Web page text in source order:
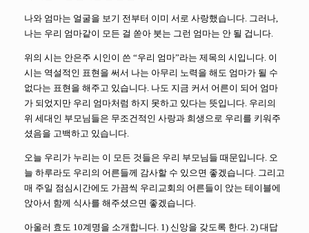
나와 엄마는 얼굴을 보기 전부터 이미 서로 사랑했습니다. 그러나,
나는 우리 엄마같이 모든 걸 쏟아 붓는 그런 엄마는 안 될 겁니다.
위의 시는 안은주 시인이 쓴 “우리 엄마”라는 제목의 시입니다. 이
시는 역설적인 표현을 써서 나는 아무리 노력을 해도 엄마가 될 수
없다는 표현을 해주고 있습니다. 나도 지금 커서 어른이 되어 엄마
가 되었지만 우리 엄마처럼 하지 못하고 있다는 뜻입니다. 우리의
위 세대인 부모님들은 무조건적인 사랑과 희생으로 우리를 키워주
셨음을 고백하고 있습니다.
오늘 우리가 누리는 이 모든 것들은 우리 부모님들 때문입니다. 오
늘 하루라도 우리의 어른들께 감사할 수 있으면 좋겠습니다. 그리고
매 주일 점심시간에도 가끔씩 우리교회의 어른들이 앉는 테이블에
앉아서 함께 식사를 해주셨으면 좋겠습니다.
아울러 효도 10계명을 소개합니다. 1) 신앙을 갖도록 한다. 2) 대답